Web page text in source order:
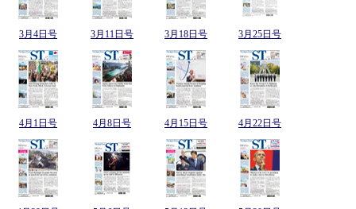
3月4日号 3月11日号 3月18日号 3月25日号
4月1日号 4月8日号 4月15日号 4月22日号